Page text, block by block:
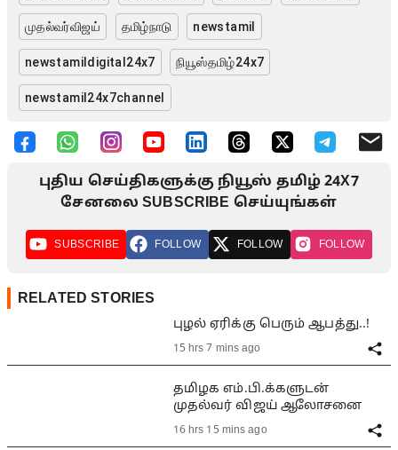
முதல்வர்விஜய் தமிழ்நாடு newstamil
newstamildigital24x7 நியூஸ்தமிழ்24x7
newstamil24x7channel
புதிய செய்திகளுக்கு நியூஸ் தமிழ் 24X7
சேனலை SUBSCRIBE செய்யுங்கள்
SUBSCRIBE FOLLOW FOLLOW FOLLOW
RELATED STORIES
புழல் ஏரிக்கு பெரும் ஆபத்து..!
15 hrs 7 mins ago
தமிழக எம்.பி.க்களுடன்
முதல்வர் விஜய் ஆலோசனை
16 hrs 15 mins ago